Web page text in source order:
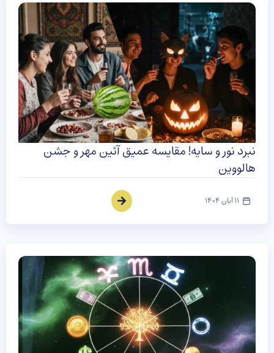
نبرد نور و سایه! مقایسه عمیق آئین مهر و جشن
هالووین
11 آبان 1404